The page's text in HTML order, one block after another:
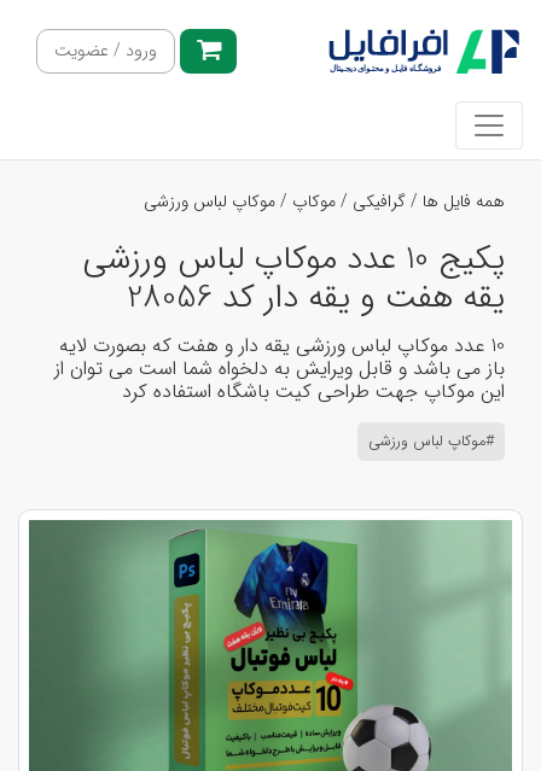
ورود / عضویت
همه فایل ها /گرافیکی /موکاپ /موکاپ لباس ورزشی
پکیج 10 عدد موکاپ لباس ورزشی
یقه هفت و یقه دار کد 28056
10 عدد موکاپ لباس ورزشی یقه دار و هفت که بصورت لایه
باز می باشد و قابل ویرایش به دلخواه شما است می توان از
این موکاپ جهت طراحی کیت باشگاه استفاده کرد
#موکاپ لباس ورزشی